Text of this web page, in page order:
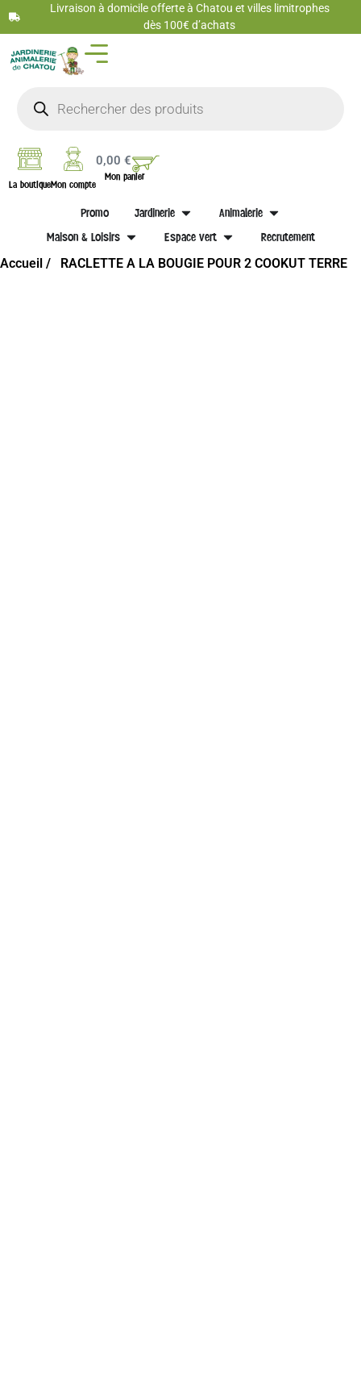
Livraison à domicile offerte à Chatou et villes limitrophes
dès 100€ d’achats
La boutiqueMon compte
0,00€
Mon panier
Promo Jardinerie
Animalerie
Maison & Loisirs
Espace vert Recrutement
Accueil / RACLETTE A LA BOUGIE POUR 2 COOKUT TERRE